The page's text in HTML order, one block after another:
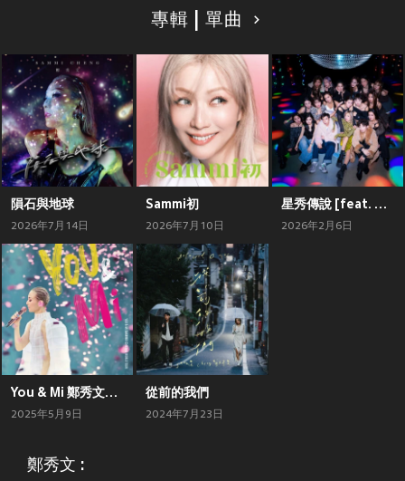
專輯 | 單曲
隕石與地球
2026年7月14日
Sammi初
2026年7月10日
星秀傳說 [feat. 尖東夜王] (Shine一次 Version)
2026年2月6日
You & Mi 鄭秀文世界巡迴演唱會 (Live)
2025年5月9日
從前的我們
2024年7月23日
鄭秀文 :